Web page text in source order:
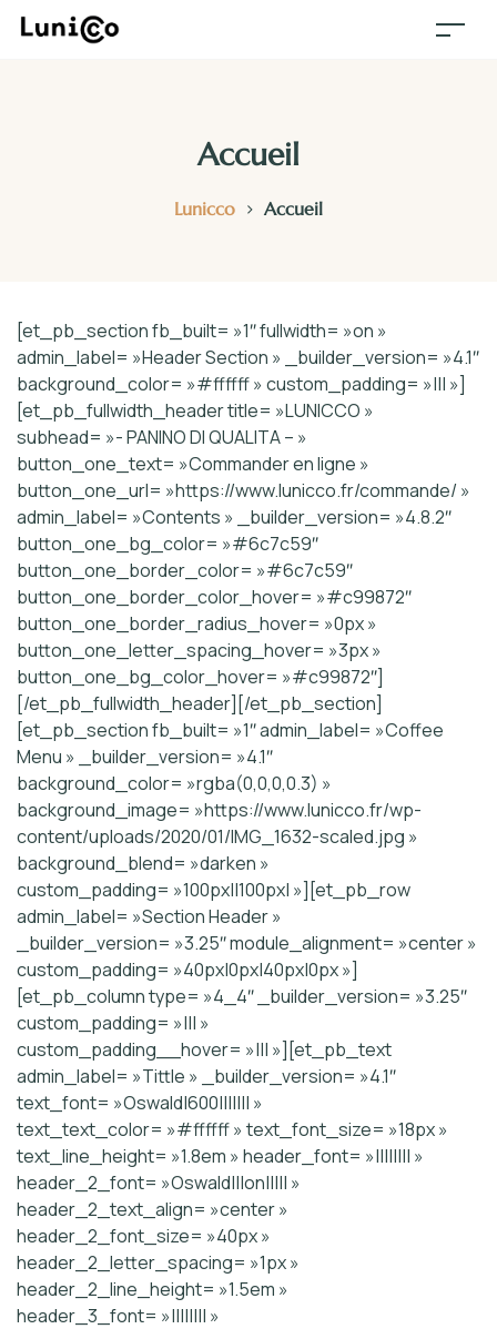
Accueil
Lunicco > Accueil
[et_pb_section fb_built= »1″ fullwidth= »on »
admin_label= »Header Section » _builder_version= »4.1″
background_color= »#ffffff » custom_padding= »||| »]
[et_pb_fullwidth_header title= »LUNICCO »
subhead= »- PANINO DI QUALITA – »
button_one_text= »Commander en ligne »
button_one_url= »https://www.lunicco.fr/commande/ »
admin_label= »Contents » _builder_version= »4.8.2″
button_one_bg_color= »#6c7c59″
button_one_border_color= »#6c7c59″
button_one_border_color_hover= »#c99872″
button_one_border_radius_hover= »0px »
button_one_letter_spacing_hover= »3px »
button_one_bg_color_hover= »#c99872″]
[/et_pb_fullwidth_header][/et_pb_section]
[et_pb_section fb_built= »1″ admin_label= »Coffee
Menu » _builder_version= »4.1″
background_color= »rgba(0,0,0,0.3) »
background_image= »https://www.lunicco.fr/wp-
content/uploads/2020/01/IMG_1632-scaled.jpg »
background_blend= »darken »
custom_padding= »100px||100px| »][et_pb_row
admin_label= »Section Header »
_builder_version= »3.25″ module_alignment= »center »
custom_padding= »40px|0px|40px|0px »]
[et_pb_column type= »4_4″ _builder_version= »3.25″
custom_padding= »||| »
custom_padding__hover= »||| »][et_pb_text
admin_label= »Tittle » _builder_version= »4.1″
text_font= »Oswald|600||||||| »
text_text_color= »#ffffff » text_font_size= »18px »
text_line_height= »1.8em » header_font= »|||||||| »
header_2_font= »Oswald|||on||||| »
header_2_text_align= »center »
header_2_font_size= »40px »
header_2_letter_spacing= »1px »
header_2_line_height= »1.5em »
header_3_font= »|||||||| »